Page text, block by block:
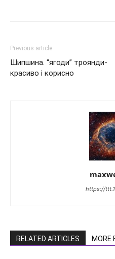
Previous article
Шипшина. “ягоди” троянди-
красиво і корисно
https://
RELATED ARTICLES MORE